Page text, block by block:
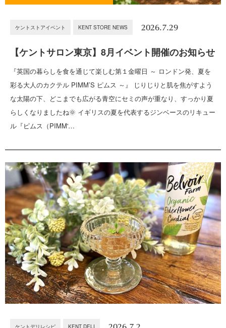
ケントストアイベント KENT STORE NEWS 2026.7.29
【ケントサロン東京】8月イベント開催のお知らせ
『英国の暮らしを食を通じて楽しむ第１金曜日 ～ ロンドン発、夏を
彩る大人のカクテル PIMM’S ピムス ～』 じりじりと肌を焦がすよう
な太陽の下、どこまでも広がる青空にセミの声が重なり、すっかり夏
らしくなりましたね🌞 イギリスの夏を代表するジンベースのリキュー
ル『ピムス（PIMM'…